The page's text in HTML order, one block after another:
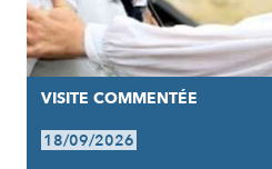
VISITE COMMENTÉE
18/09/2026